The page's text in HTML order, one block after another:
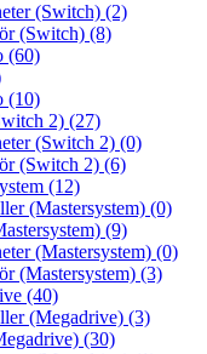
(Switch) (2)
(Switch) (8)
(60)
(10)
2) (27)
(Switch 2) (0)
(Switch 2) (6)
(12)
(Mastersystem) (0)
(9)
(Mastersystem) (0)
(Mastersystem) (3)
(40)
(Megadrive) (3)
(30)